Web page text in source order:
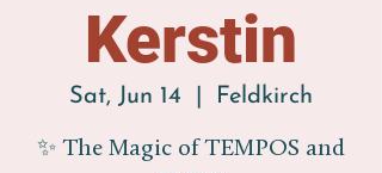
Kerstin
Sat, Jun 14 Feldkirch
✨ The Magic of TEMPOS and